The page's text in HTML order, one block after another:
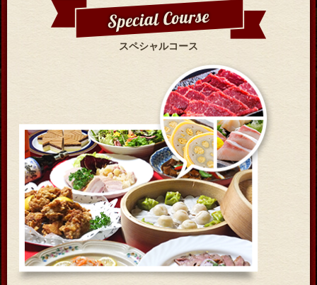
スペシャルコース